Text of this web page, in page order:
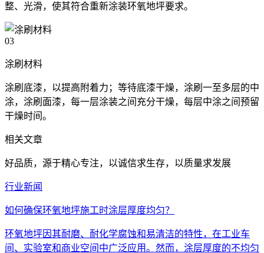
整、光滑，使其符合重新涂装环氧地坪要求。
03
涂刷材料
涂刷底漆，以提高附着力；等待底漆干燥，涂刷一至多层的中
涂，涂刷面漆，每一层涂装之间充分干燥，每层中涂之间预留
干燥时间。
相关文章
好品质，源于精心专注，以诚信求生存，以质量求发展
行业新闻
如何确保环氧地坪施工时涂层厚度均匀？
环氧地坪因其耐磨、耐化学腐蚀和易清洁的特性，在工业车
间、实验室和商业空间中广泛应用。然而，涂层厚度的不均匀